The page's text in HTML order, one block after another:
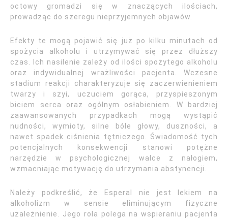
octowy gromadzi się w znaczących ilościach,
prowadząc do szeregu nieprzyjemnych objawów.
Efekty te mogą pojawić się już po kilku minutach od
spożycia alkoholu i utrzymywać się przez dłuższy
czas. Ich nasilenie zależy od ilości spożytego alkoholu
oraz indywidualnej wrażliwości pacjenta. Wczesne
stadium reakcji charakteryzuje się zaczerwienieniem
twarzy i szyi, uczuciem gorąca, przyspieszonym
biciem serca oraz ogólnym osłabieniem. W bardziej
zaawansowanych przypadkach mogą wystąpić
nudności, wymioty, silne bóle głowy, duszności, a
nawet spadek ciśnienia tętniczego. Świadomość tych
potencjalnych konsekwencji stanowi potężne
narzędzie w psychologicznej walce z nałogiem,
wzmacniając motywację do utrzymania abstynencji.
Należy podkreślić, że Esperal nie jest lekiem na
alkoholizm w sensie eliminującym fizyczne
uzależnienie. Jego rola polega na wspieraniu pacjenta